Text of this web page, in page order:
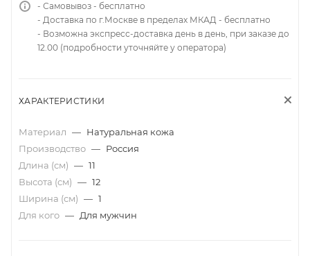
- Самовывоз - бесплатно
- Доставка по г.Москве в пределах МКАД - бесплатно
- Возможна экспресс-доставка день в день, при заказе до
12.00 (подробности уточняйте у оператора)
ХАРАКТЕРИСТИКИ
Материал — Натуральная кожа
Производство — Россия
Длина (см) — 11
Высота (см) — 12
Ширина (см) — 1
Для кого — Для мужчин